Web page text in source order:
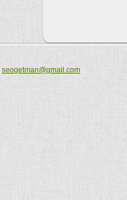
seogetman@gmail.com